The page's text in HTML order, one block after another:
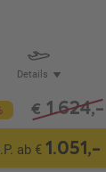
Details
€ 1.624,-
ab € 1.051,-